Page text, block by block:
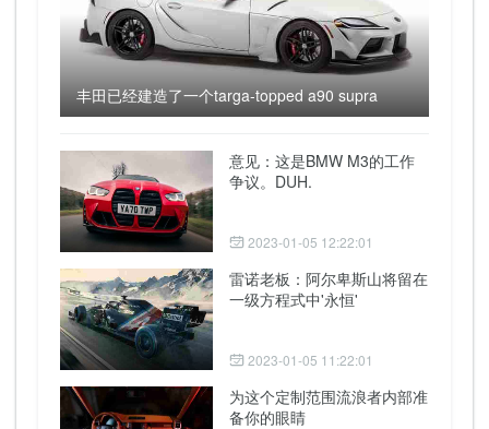
丰田已经建造了一个targa-topped a90 supra
意见：这是BMW M3的工作
争议。DUH.
2023-01-05 12:22:01
雷诺老板：阿尔卑斯山将留在
一级方程式中'永恒'
2023-01-05 11:22:01
为这个定制范围流浪者内部准
备你的眼睛